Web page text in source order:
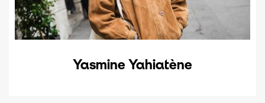
Yasmine Yahiatène